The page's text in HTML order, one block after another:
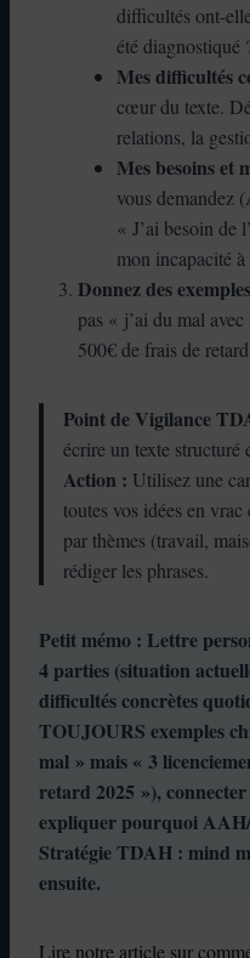
difficultés ont-
été diagnostiqué
Mes difficultés
cœur du texte.
relations, la
Mes besoins et
vous
« J’ai besoin de
mon incapacité
Donnez des
pas « j’ai du mal
500€ de frais de
Point de Vigilance
écrire un texte structuré
Action : Utilisez une
toutes vos idées en
par thèmes (travail,
rédiger les phrases.
Petit mémo : Lettre
4 parties (situation
difficultés concrètes
TOUJOURS exemples
mal » mais « 3
retard 2025 »),
expliquer pourquoi
Stratégie TDAH : mind
ensuite.
Lire notre article sur